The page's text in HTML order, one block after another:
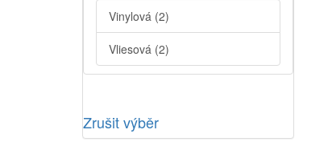
Vinylová (2)
Vliesová (2)
Zrušit výběr